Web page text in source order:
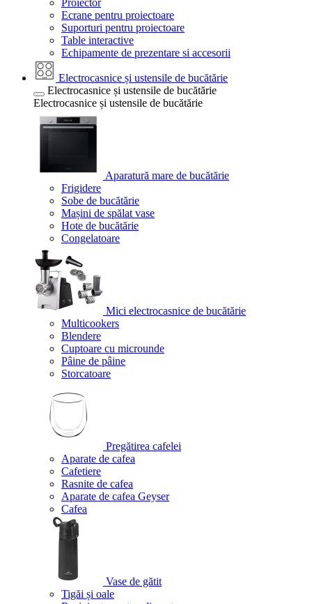
Proiector
Ecrane pentru proiectoare
Suporturi pentru proiectoare
Table interactive
Echipamente de prezentare si accesorii
Electrocasnice și ustensile de bucătărie
Electrocasnice și ustensile de bucătărie
Electrocasnice și ustensile de bucătărie
Aparatură mare de bucătărie
Frigidere
Sobe de bucătărie
Mașini de spălat vase
Hote de bucătărie
Congelatoare
Mici electrocasnice de bucătărie
Multicookers
Blendere
Cuptoare cu microunde
Pâine de pâine
Storcatoare
Pregătirea cafelei
Aparate de cafea
Cafetiere
Rasnite de cafea
Aparate de cafea Geyser
Cafea
Vase de gătit
Tigăi și oale